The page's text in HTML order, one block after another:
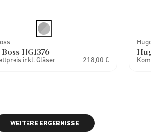
HG1376
inkl. Gläser 218,00 €
WEITERE ERGEBNISSE